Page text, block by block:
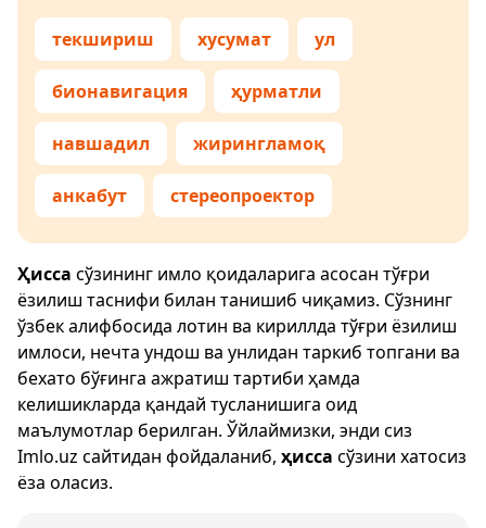
текшириш хусумат ул
бионавигация ҳурматли
навшадил жирингламоқ
анкабут стереопроектор
Ҳисса сўзининг имло қоидаларига асосан тўғри
ёзилиш таснифи билан танишиб чиқамиз. Сўзнинг
ўзбек алифбосида лотин ва кириллда тўғри ёзилиш
имлоси, нечта ундош ва унлидан таркиб топгани ва
бехато бўғинга ажратиш тартиби ҳамда
келишикларда қандай тусланишига оид
маълумотлар берилган. Ўйлаймизки, энди сиз
Imlo.uz сайтидан фойдаланиб, ҳисса сўзини хатосиз
ёза оласиз.